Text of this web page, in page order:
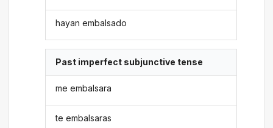
hayan embalsado
Past imperfect subjunctive tense
me embalsara
te embalsaras